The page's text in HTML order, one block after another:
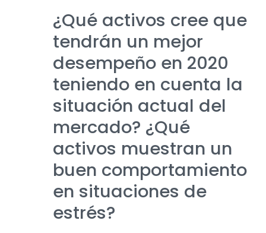
¿Qué activos cree que
tendrán un mejor
desempeño en 2020
teniendo en cuenta la
situación actual del
mercado? ¿Qué
activos muestran un
buen comportamiento
en situaciones de
estrés?